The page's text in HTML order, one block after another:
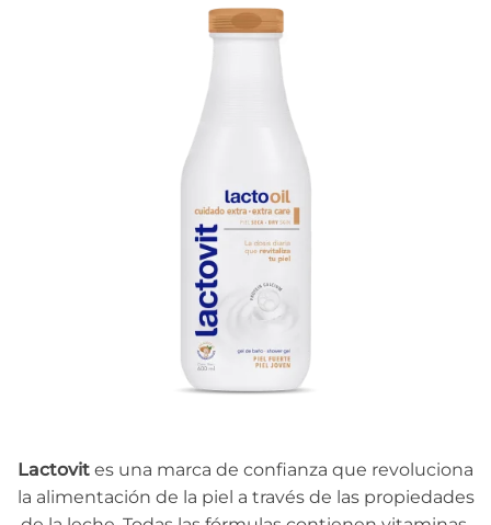
Lactovit es una marca de confianza que revoluciona
la alimentación de la piel a través de las propiedades